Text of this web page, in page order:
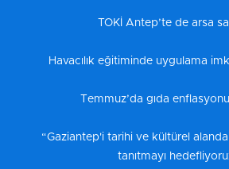
TOKİ Antep’te de arsa
Havacılık eğitiminde uygulama
Temmuz’da gıda
“Gaziantep'i tarihi ve kültürel
tanıtmayı